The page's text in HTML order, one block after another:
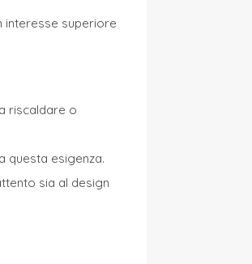
interesse superiore
riscaldare o
questa esigenza.
sia al design